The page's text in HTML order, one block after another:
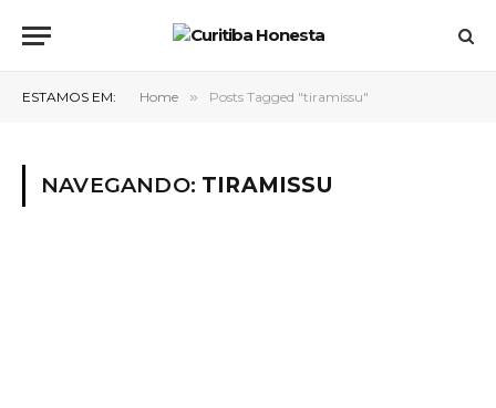
ESTAMOS EM: Home » Posts Tagged "tiramissu"
NAVEGANDO: TIRAMISSU